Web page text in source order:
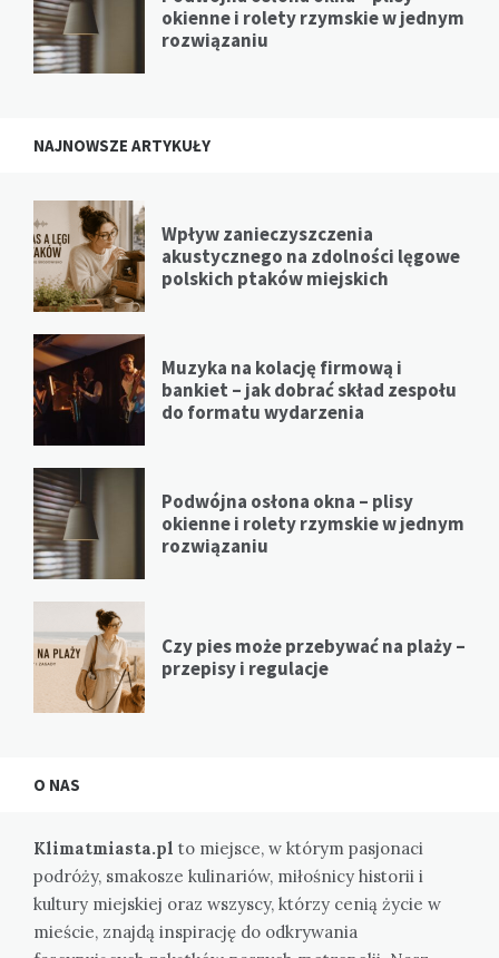
okienne i rolety rzymskie w jednym
rozwiązaniu
NAJNOWSZE ARTYKUŁY
Wpływ zanieczyszczenia
akustycznego na zdolności lęgowe
polskich ptaków miejskich
Muzyka na kolację firmową i
bankiet – jak dobrać skład zespołu
do formatu wydarzenia
Podwójna osłona okna – plisy
okienne i rolety rzymskie w jednym
rozwiązaniu
Czy pies może przebywać na plaży –
przepisy i regulacje
O NAS
Klimatmiasta.pl to miejsce, w którym pasjonaci
podróży, smakosze kulinariów, miłośnicy historii i
kultury miejskiej oraz wszyscy, którzy cenią życie w
mieście, znajdą inspirację do odkrywania